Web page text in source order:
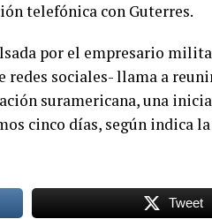
telefónica con Guterres.
por el empresario
redes sociales- llama a
suramericana, una
cinco días, según indica la
Tweet